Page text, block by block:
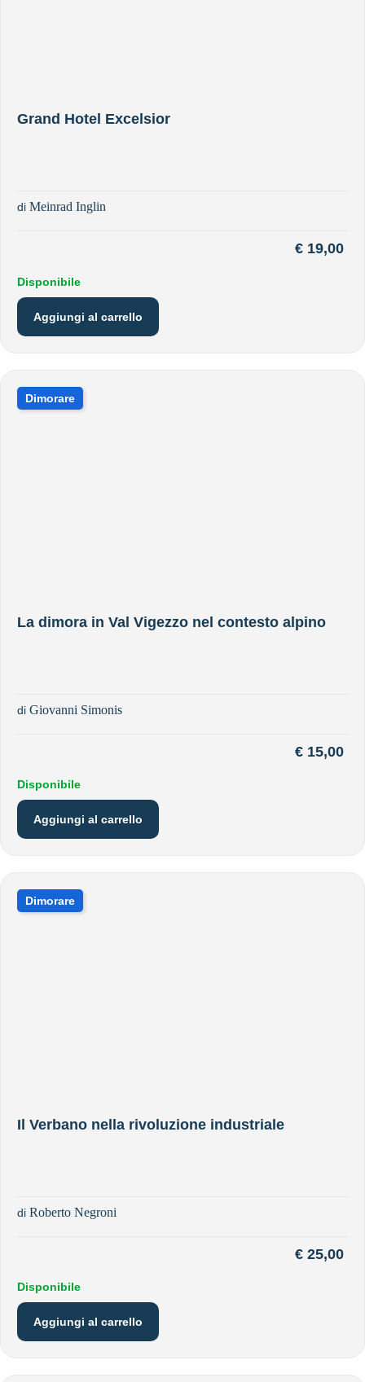
Grand Hotel Excelsior
di Meinrad Inglin
€ 19,00
Disponibile
Aggiungi al carrello
Dimorare
La dimora in Val Vigezzo nel contesto alpino
di Giovanni Simonis
€ 15,00
Disponibile
Aggiungi al carrello
Dimorare
Il Verbano nella rivoluzione industriale
di Roberto Negroni
€ 25,00
Disponibile
Aggiungi al carrello